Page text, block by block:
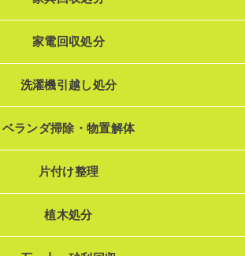
家電回収処分
洗濯機引越し処分
ベランダ掃除・物置解体
片付け整理
植木処分